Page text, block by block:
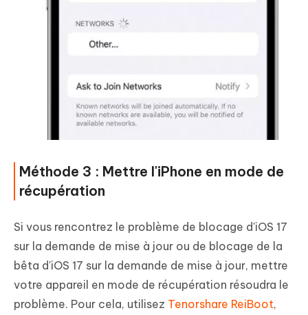
Méthode 3 : Mettre l'iPhone en mode de
récupération
Si vous rencontrez le problème de blocage d'iOS 17
sur la demande de mise à jour ou de blocage de la
bêta d'iOS 17 sur la demande de mise à jour, mettre
votre appareil en mode de récupération résoudra le
problème. Pour cela, utilisez Tenorshare ReiBoot,